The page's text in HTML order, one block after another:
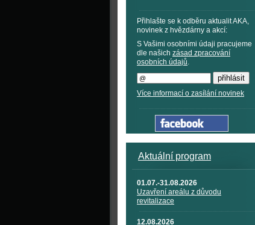
Přihlašte se k odběru aktualit AKA,
novinek z hvězdárny a akcí:
S Vašimi osobními údaji pracujeme
dle našich zásad zpracování
osobních údajů.
Více informací o zasílání novinek
Aktuální program
01.07.-31.08.2026
Uzavření areálu z důvodu
revitalizace
12.08.2026